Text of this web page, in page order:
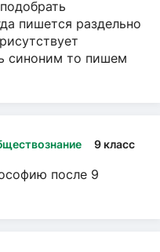
пишется раздельно
синоним то пишем
9 класс
после 9